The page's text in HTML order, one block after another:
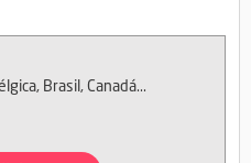
Brasil, Canadá...